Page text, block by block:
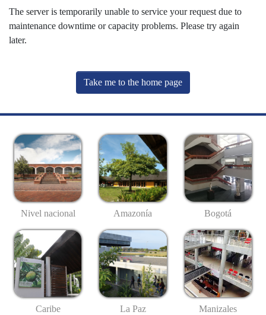
The server is temporarily unable to service your request due to
maintenance downtime or capacity problems. Please try again
later.
Take me to the home page
Nivel nacional Amazonía Bogotá
Caribe La Paz Manizales